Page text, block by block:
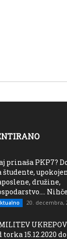
prinaša PKP7?
študente,
družine,
20. decembra,
torka 15.12.2020